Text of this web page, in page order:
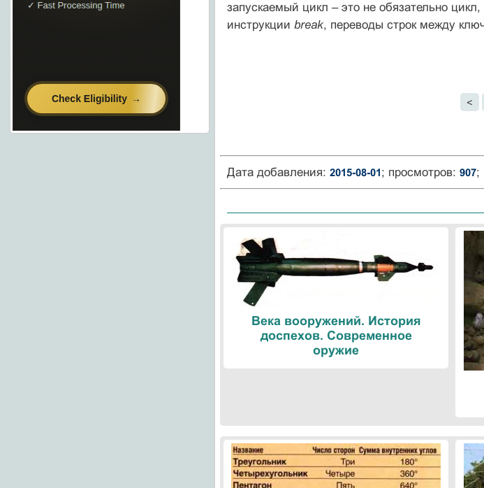
запускаемый цикл – это не обязательно
инструкции break, переводы строк между
<
Дата добавления: 2015-08-01; просмотров: 907;
Века вооружений. История
доспехов. Современное
оружие